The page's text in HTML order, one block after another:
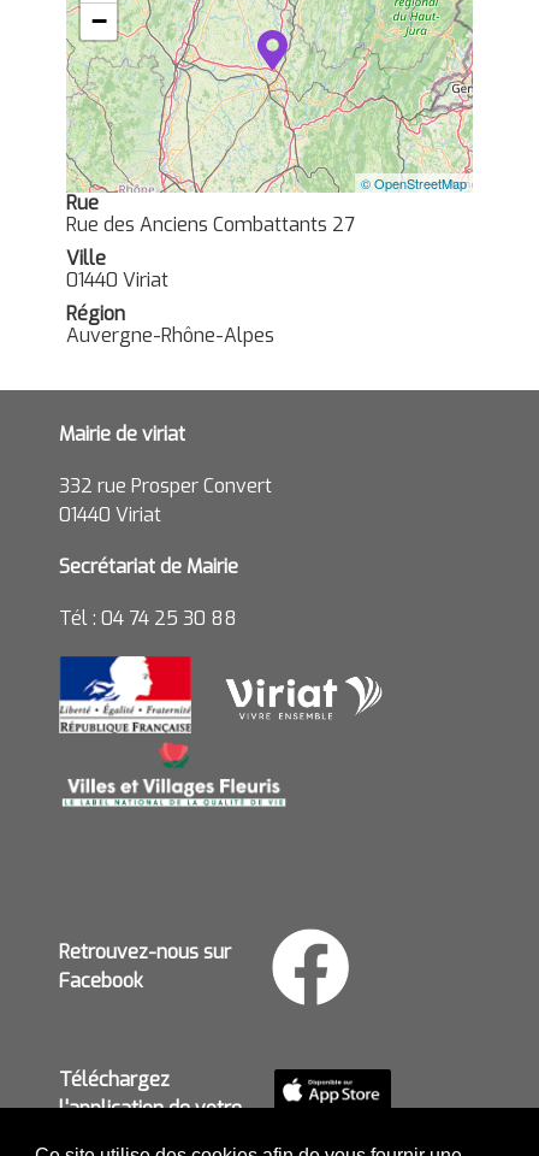
−
© OpenStreetMap
Rue
Rue des Anciens Combattants 27
Ville
01440 Viriat
Région
Auvergne-Rhône-Alpes
Mairie de viriat
332 rue Prosper Convert
01440 Viriat
Secrétariat de Mairie
Tél : 04 74 25 30 88
Retrouvez-nous sur
Facebook
Téléchargez
l'application de votre